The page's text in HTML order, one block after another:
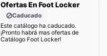
Ofertas En Foot Locker
Caducado
Este catálogo ha caducado.
¡Pronto habrá mas ofertas de
Catálogo Foot Locker!